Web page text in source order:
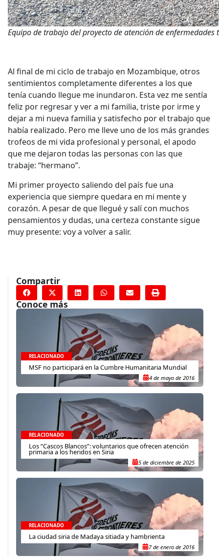
Equipo de trabajo del proyecto de atención de
Al final de mi ciclo de trabajo en Mozambique, otros
sentimientos completamente diferentes a los que
tenía cuando llegue me inundaron. Esta vez me sentía
feliz por regresar y ver a mi familia, triste por irme y
dejar a mi nueva familia y satisfecho por el trabajo que
había realizado. Pero me lleve uno de los más grandes
trofeos de mi vida profesional y personal, el apodo
que me dejaron todas las personas con las que
trabaje: “hermano”.
Mi primer proyecto saliendo del país fue una
experiencia que siempre quedara en mi mente y
corazón. A pesar de que llegué y salí con muchos
pensamientos y dudas, una certeza constante sigue
muy presente: voy a volver a salir.
Compartir
Conoce más
RELACIONADO
MSF no participará en la Cumbre Humanitaria Mundial
4 de mayo de 2016
RELACIONADO
Los “Cascos Blancos”: voluntarios que ofrecen atención
primaria a los heridos en Siria
5 de diciembre de 2025
RELACIONADO
La ciudad siria de Madaya sitiada y hambrienta
7 de enero de 2016